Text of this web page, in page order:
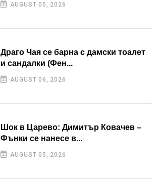
AUGUST 05, 2026
Драго Чая се барна с дамски тоалет
и сандалки (Фен...
AUGUST 06, 2026
Шок в Царево: Димитър Ковачев –
Фънки се нанесе в...
AUGUST 05, 2026